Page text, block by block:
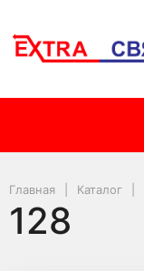
Главная Каталог
128